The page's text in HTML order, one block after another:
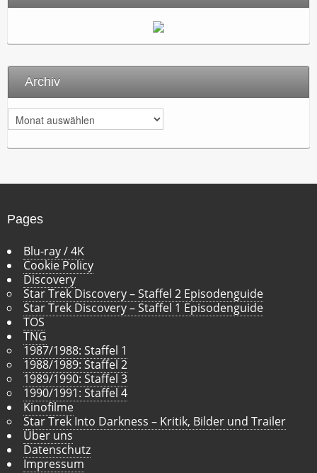
Archiv
r
v
Pages
Blu-ray / 4K
Cookie Policy
Discovery
Star Trek Discovery – Staffel 2 Episodenguide
Star Trek Discovery – Staffel 1 Episodenguide
TOS
TNG
1987/1988: Staffel 1
1988/1989: Staffel 2
1989/1990: Staffel 3
1990/1991: Staffel 4
Kinofilme
Star Trek Into Darkness – Kritik, Bilder und Trailer
Über uns
Datenschutz
Impressum